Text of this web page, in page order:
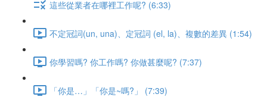
這些從業者在哪裡工作呢? (6:33)
不定冠詞(un, una)、定冠詞 (el, la)、複數的差異 (1:54)
你學習嗎? 你工作嗎? 你做甚麼呢? (7:37)
「你是…」「你是~嗎?」 (7:39)